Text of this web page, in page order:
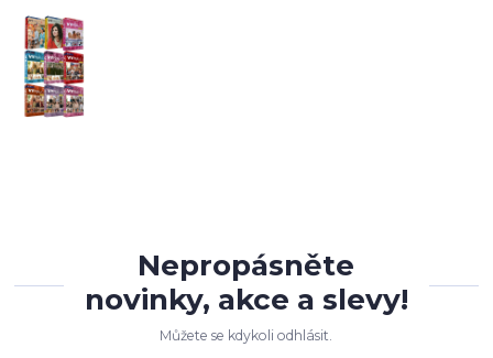
Nepropásněte
novinky, akce a slevy!
Můžete se kdykoli odhlásit.